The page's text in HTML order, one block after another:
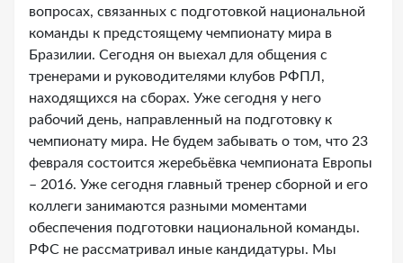
вопросах, связанных с подготовкой национальной
команды к предстоящему чемпионату мира в
Бразилии. Сегодня он выехал для общения с
тренерами и руководителями клубов РФПЛ,
находящихся на сборах. Уже сегодня у него
рабочий день, направленный на подготовку к
чемпионату мира. Не будем забывать о том, что 23
февраля состоится жеребьёвка чемпионата Европы
– 2016. Уже сегодня главный тренер сборной и его
коллеги занимаются разными моментами
обеспечения подготовки национальной команды.
РФС не рассматривал иные кандидатуры. Мы